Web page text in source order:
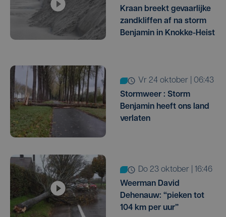
Kraan breekt gevaarlijke
zandkliffen af na storm
Benjamin in Knokke-Heist
vr 24 oktober | 06:43
Stormweer : Storm
Benjamin heeft ons land
verlaten
do 23 oktober | 16:46
Weerman David
Dehenauw: “pieken tot
104 km per uur”